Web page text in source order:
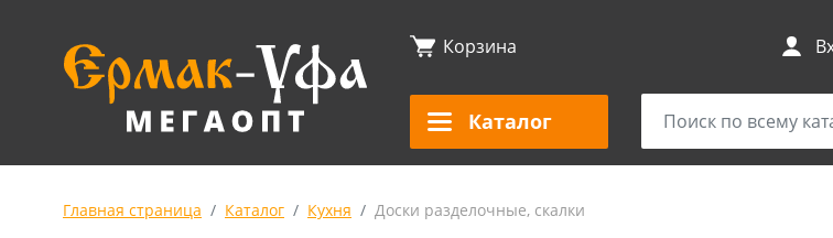
Корзина
Каталог
Главная страница Каталог Кухня Доски разделочные, скалки